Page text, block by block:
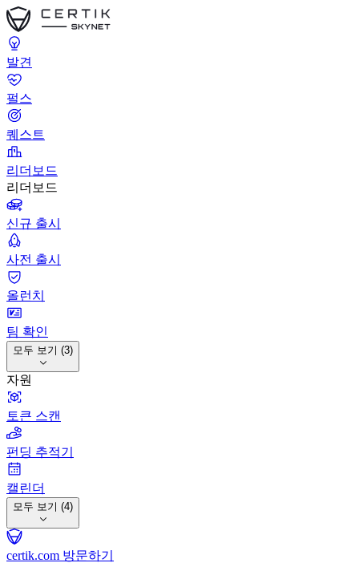
발견
펄스
퀘스트
리더보드
리더보드
신규 출시
사전 출시
올런치
팀 확인
모두 보기 (3)
자원
토큰 스캔
펀딩 추적기
캘린더
모두 보기 (4)
certik.com 방문하기